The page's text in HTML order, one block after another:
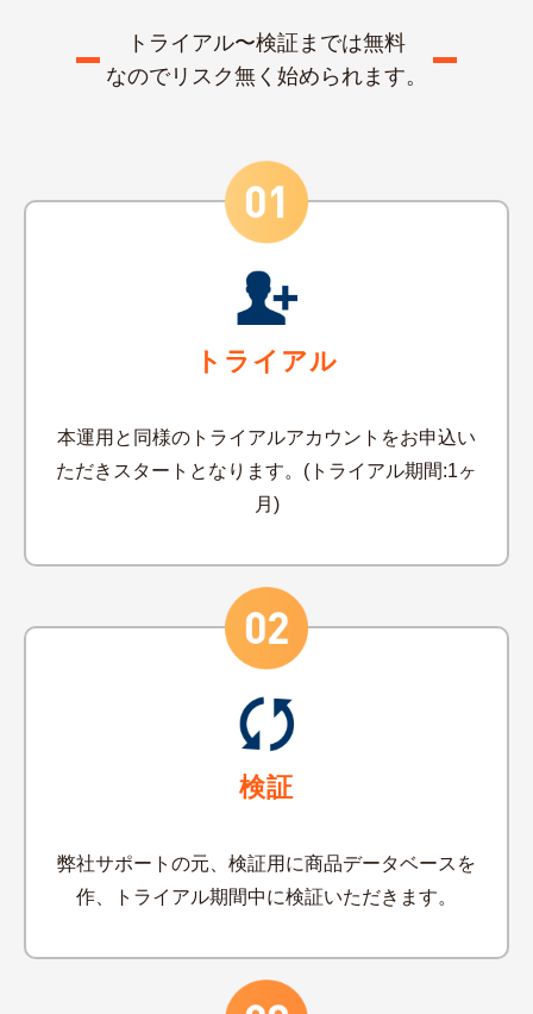
トライアル〜検証までは無料
なのでリスク無く始められます。
トライアル
本運用と同様のトライアルアカウントをお申込い
ただきスタートとなります。 (トライアル期間:1ヶ
月)
検証
弊社サポートの元、検証用に商品データベースを
作、トライアル期間中に検証いただきます。